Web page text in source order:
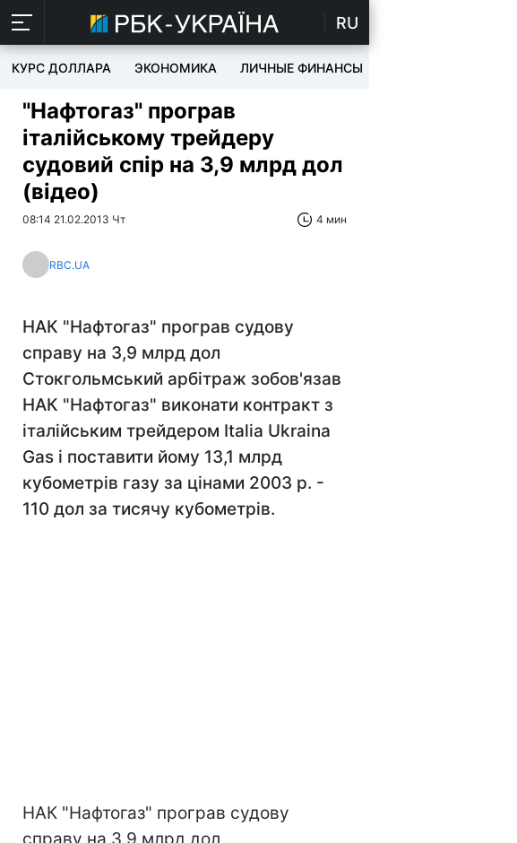
RU
КУРС ДОЛЛАРА ЭКОНОМИКА ЛИЧНЫЕ ФИНАНСЫ
"Нафтогаз" програв
італійському трейдеру
судовий спір на 3,9 млрд дол
(відео)
08:14 21.02.2013 Чт 4 мин
RBC.UA
НАК "Нафтогаз" програв судову
справу на 3,9 млрд дол
Стокгольмський арбітраж зобов'язав
НАК "Нафтогаз" виконати контракт з
італійським трейдером Italia Ukraina
Gas і поставити йому 13,1 млрд
кубометрів газу за цінами 2003 р. -
110 дол за тисячу кубометрів.
НАК "Нафтогаз" програв судову